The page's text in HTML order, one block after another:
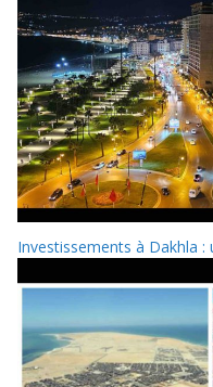
Investissements à Dakhla :